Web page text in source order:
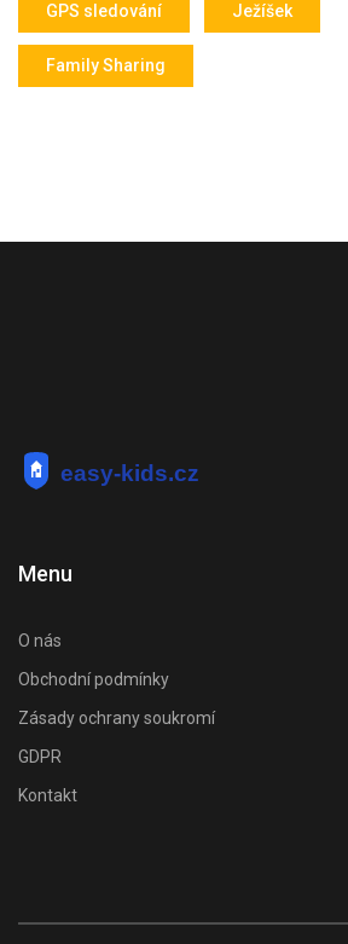
GPS sledování Ježíšek
Family Sharing
Menu
O nás
Obchodní podmínky
Zásady ochrany soukromí
GDPR
Kontakt